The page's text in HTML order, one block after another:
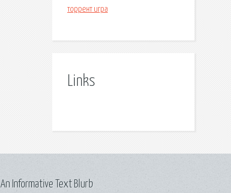
торрент игра
Links
An Informative Text Blurb